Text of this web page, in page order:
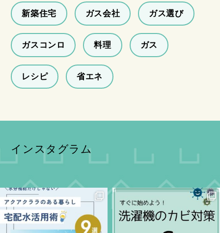
新築住宅 ガス会社 ガス選び
ガスコンロ 料理 ガス
レシピ 省エネ
インスタグラム